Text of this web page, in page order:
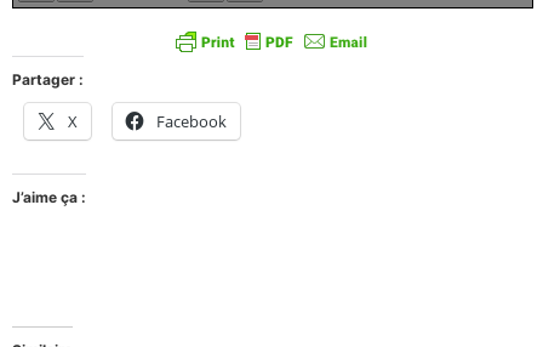
Partager :
X Facebook
J’aime ça :